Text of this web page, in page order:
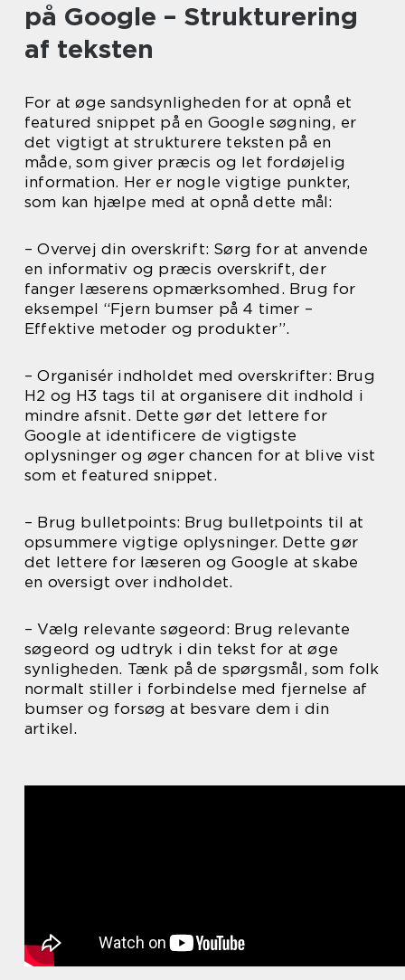
på Google – Strukturering
af teksten
For at øge sandsynligheden for at opnå et
featured snippet på en Google søgning, er
det vigtigt at strukturere teksten på en
måde, som giver præcis og let fordøjelig
information. Her er nogle vigtige punkter,
som kan hjælpe med at opnå dette mål:
– Overvej din overskrift: Sørg for at anvende
en informativ og præcis overskrift, der
fanger læserens opmærksomhed. Brug for
eksempel “Fjern bumser på 4 timer –
Effektive metoder og produkter”.
– Organisér indholdet med overskrifter: Brug
H2 og H3 tags til at organisere dit indhold i
mindre afsnit. Dette gør det lettere for
Google at identificere de vigtigste
oplysninger og øger chancen for at blive vist
som et featured snippet.
– Brug bulletpoints: Brug bulletpoints til at
opsummere vigtige oplysninger. Dette gør
det lettere for læseren og Google at skabe
en oversigt over indholdet.
– Vælg relevante søgeord: Brug relevante
søgeord og udtryk i din tekst for at øge
synligheden. Tænk på de spørgsmål, som folk
normalt stiller i forbindelse med fjernelse af
bumser og forsøg at besvare dem i din
artikel.